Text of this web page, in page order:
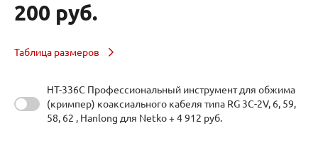
200 руб.
Таблица размеров
HT-336C Профессиональный инструмент для обжима
(кримпер) коаксиального кабеля типа RG 3C-2V, 6, 59,
58, 62 , Hanlong для Netko + 4 912 руб.